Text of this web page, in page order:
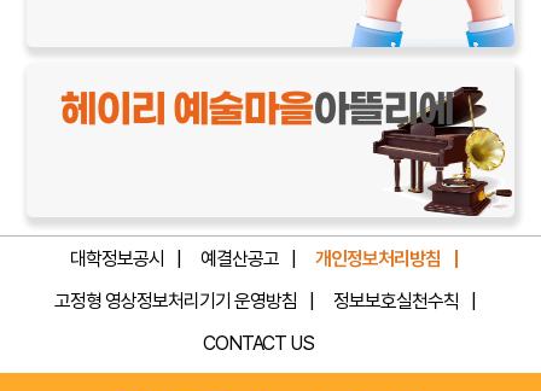
헤이리 예술마을아뜰리에
대학정보공시 예결산공고
개인정보처리방침
고정형 영상정보처리기기 운영방침
정보보호실천수칙
CONTACT US